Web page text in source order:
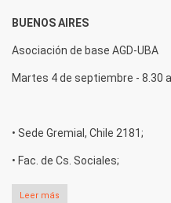
BUENOS AIRES
Asociación de base AGD-UBA
Martes 4 de septiembre - 8.30
• Sede Gremial, Chile 2181;
• Fac. de Cs. Sociales;
Leer más